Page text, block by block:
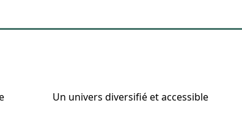
Un univers diversifié et accessible